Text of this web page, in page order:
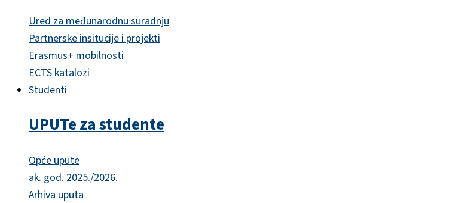
Ured za međunarodnu suradnju
Partnerske insitucije i projekti
Erasmus+ mobilnosti
ECTS katalozi
Studenti
UPUTe za studente
Opće upute
ak. god. 2025./2026.
Arhiva uputa